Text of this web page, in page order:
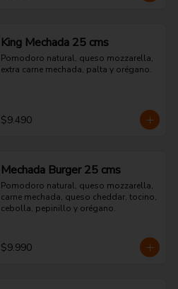
King Mechada 25 cms
Pomodoro natural, queso mozzarella,
extra carne mechada, palta y orégano.
$9.490
Mechada Burger 25 cms
Pomodoro natural, queso mozzarella,
carne mechada, queso cheddar, tocino,
cebolla, pepinillo y orégano.
$9.990